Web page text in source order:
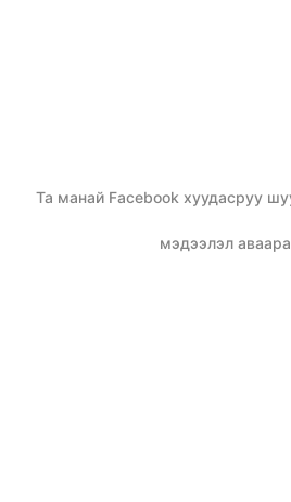
Та манай Facebook хуудасруу
мэдээлэл